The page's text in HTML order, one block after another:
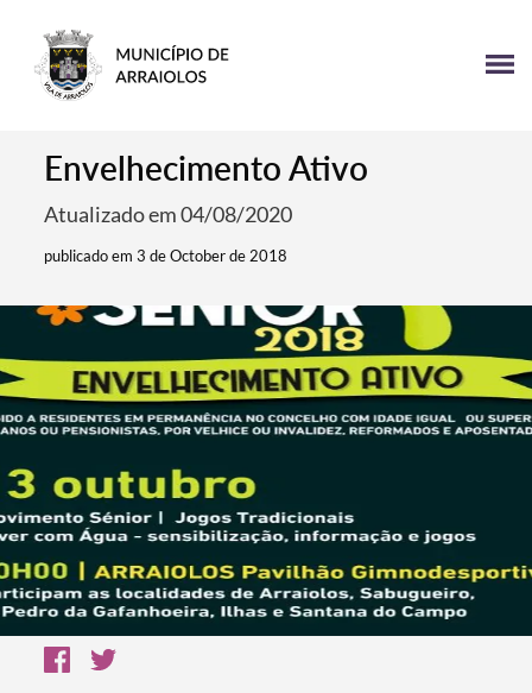
Envelhecimento Ativo
Atualizado em 04/08/2020
publicado em 3 de October de 2018